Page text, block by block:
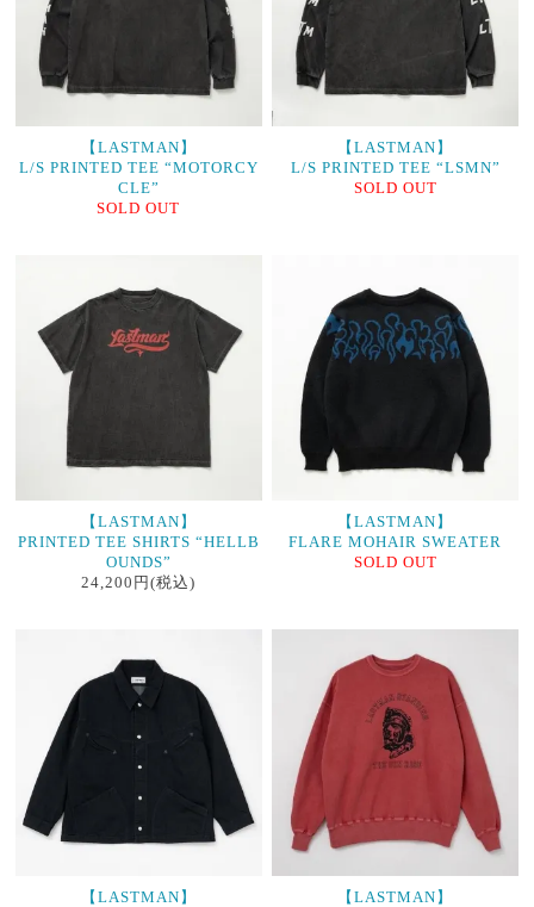
【LASTMAN】
L/S PRINTED TEE “MOTORCY
CLE”
SOLD OUT
【LASTMAN】
L/S PRINTED TEE “LSMN”
SOLD OUT
【LASTMAN】
PRINTED TEE SHIRTS “HELLB
OUNDS”
24,200円(税込)
【LASTMAN】
FLARE MOHAIR SWEATER
SOLD OUT
【LASTMAN】
【LASTMAN】